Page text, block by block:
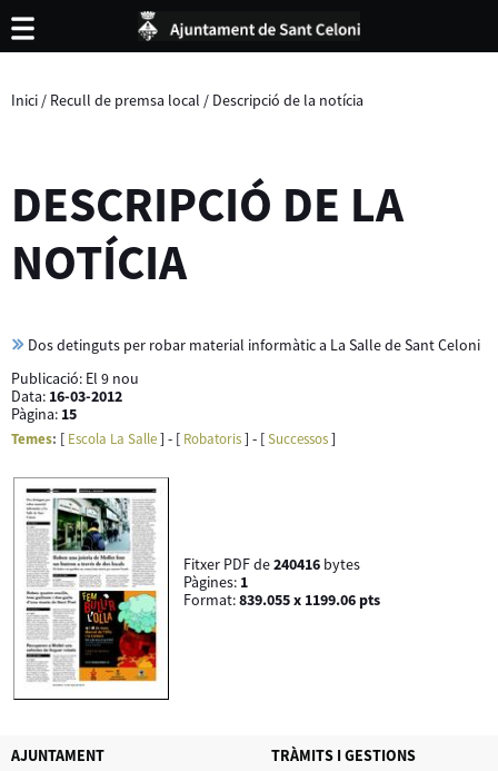
Inici / Recull de premsa local / Descripció de la notícia
DESCRIPCIÓ DE LA
NOTÍCIA
Dos detinguts per robar material informàtic a La Salle de Sant Celoni
Publicació: El 9 nou
Data: 16-03-2012
Pàgina: 15
Temes: [ Escola La Salle] - [ Robatoris] - [Successos]
Fitxer PDF de240416 bytes
Pàgines: 1
Format:839.055 x 1199.06 pts
AJUNTAMENT
TRÀMITS I GESTIONS